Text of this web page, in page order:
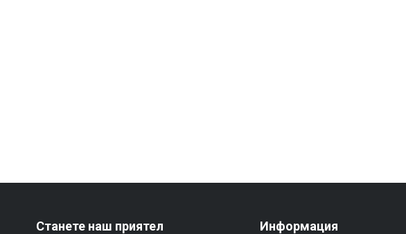
Станете наш приятел Информация